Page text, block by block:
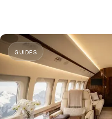
GUIDES